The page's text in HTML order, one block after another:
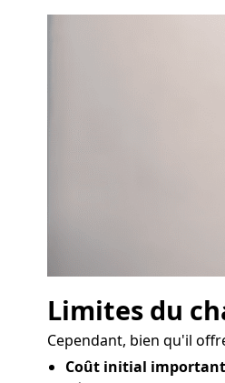
Limites du
Cependant, bien qu'il
Coût initial